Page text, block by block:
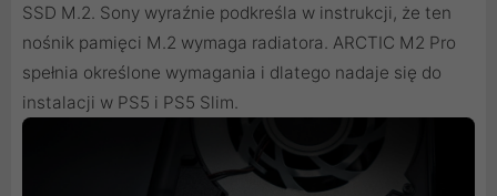
SSD M.2. Sony wyraźnie podkreśla w instrukcji, że ten
nośnik pamięci M.2 wymaga radiatora. ARCTIC M2 Pro
spełnia określone wymagania i dlatego nadaje się do
instalacji w PS5 i PS5 Slim.